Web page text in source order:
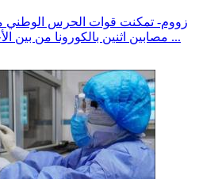
زووم- تمكنت قوات الحرس الوطني
مصابين اثنين بالكورونا من بين الأجانب الفارين من مركز الحجر ...